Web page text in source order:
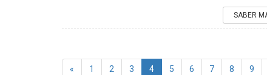
SABER
« 1 2 3 4 5 6 7 8 9